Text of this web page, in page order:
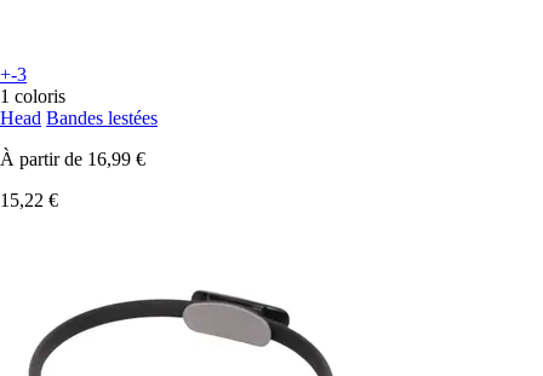
+-3
1 coloris
Head Bandes lestées
À partir de 16,99 €
15,22 €